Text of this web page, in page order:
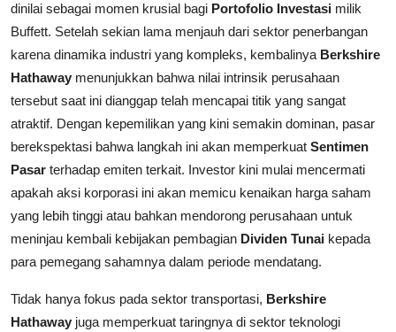
dinilai sebagai momen krusial bagi Portofolio Investasi milik
Buffett. Setelah sekian lama menjauh dari sektor penerbangan
karena dinamika industri yang kompleks, kembalinya Berkshire
Hathaway menunjukkan bahwa nilai intrinsik perusahaan
tersebut saat ini dianggap telah mencapai titik yang sangat
atraktif. Dengan kepemilikan yang kini semakin dominan, pasar
berekspektasi bahwa langkah ini akan memperkuat Sentimen
Pasar terhadap emiten terkait. Investor kini mulai mencermati
apakah aksi korporasi ini akan memicu kenaikan harga saham
yang lebih tinggi atau bahkan mendorong perusahaan untuk
meninjau kembali kebijakan pembagian Dividen Tunai kepada
para pemegang sahamnya dalam periode mendatang.
Tidak hanya fokus pada sektor transportasi, Berkshire
Hathaway juga memperkuat taringnya di sektor teknologi